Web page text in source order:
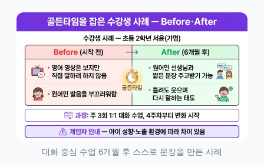
대화 중심 수업 6개월 후 스스로 문장을 만든 사례